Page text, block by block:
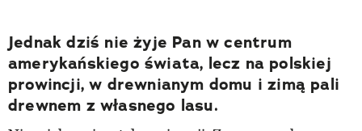
Jednak dziś nie żyje Pan w centrum
amerykańskiego świata, lecz na polskiej
prowincji, w drewnianym domu i zimą pali
drewnem z własnego lasu.